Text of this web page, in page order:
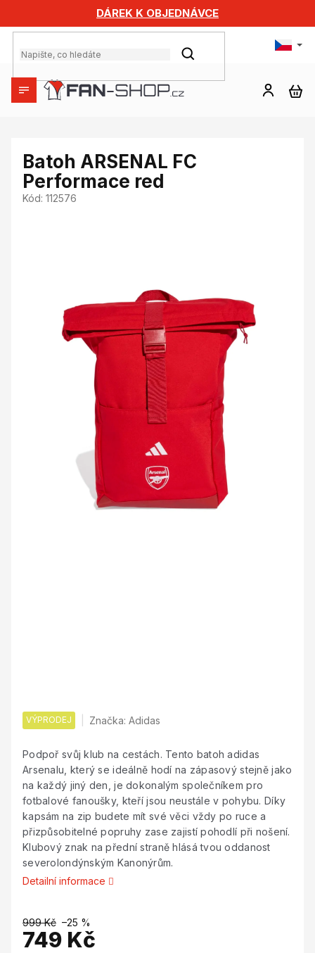
obsah
DÁREK K OBJEDNÁVCE
HLEDAT
Batoh ARSENAL FC
Performace red
Kód: 112576
VÝPRODEJ Značka:Adidas
Podpoř svůj klub na cestách. Tento batoh adidas
Arsenalu, který se ideálně hodí na zápasový stejně jako
na každý jiný den, je dokonalým společníkem pro
fotbalové fanoušky, kteří jsou neustále v pohybu. Díky
kapsám na zip budete mít své věci vždy po ruce a
přizpůsobitelné popruhy zase zajistí pohodlí při nošení.
Klubový znak na přední straně hlásá tvou oddanost
severolondýnským Kanonýrům.
Detailní informace
999 Kč –25 %
749 Kč